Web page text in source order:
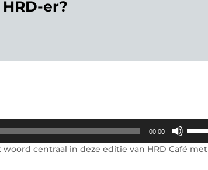
er?
00:00
Arrow
centraal in deze editie van HRD Café met